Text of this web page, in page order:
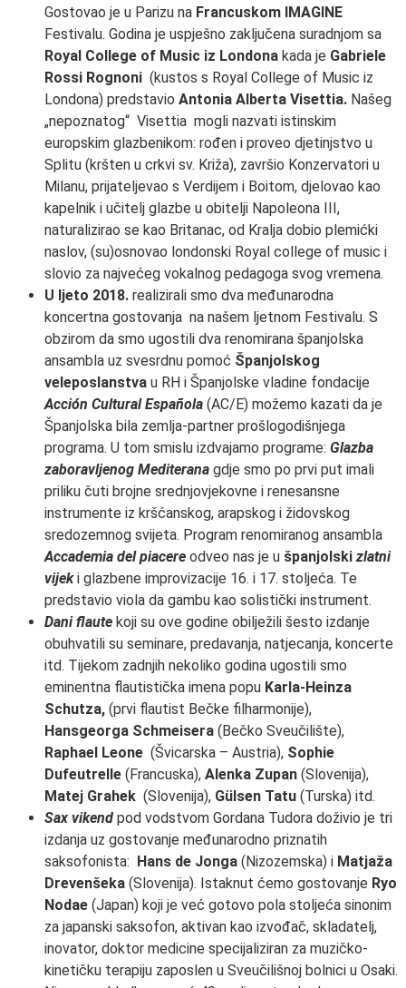
Gostovao je u Parizu na Francuskom IMAGINE
Festivalu. Godina je uspješno zaključena suradnjom sa
Royal College of Music iz Londona kada je Gabriele
Rossi Rognoni (kustos s Royal College of Music iz
Londona) predstavio Antonia Alberta Visettia. Našeg
„nepoznatog“ Visettia mogli nazvati istinskim
europskim glazbenikom: rođen i proveo djetinjstvo u
Splitu (kršten u crkvi sv. Križa), završio Konzervatori u
Milanu, prijateljevao s Verdijem i Boitom, djelovao kao
kapelnik i učitelj glazbe u obitelji Napoleona III,
naturalizirao se kao Britanac, od Kralja dobio plemićki
naslov, (su)osnovao londonski Royal college of music i
slovio za najvećeg vokalnog pedagoga svog vremena.
U ljeto 2018. realizirali smo dva međunarodna
koncertna gostovanja na našem ljetnom Festivalu. S
obzirom da smo ugostili dva renomirana španjolska
ansambla uz svesrdnu pomoć Španjolskog
veleposlanstva u RH i Španjolske vladine fondacije
Acción Cultural Española (AC/E) možemo kazati da je
Španjolska bila zemlja-partner prošlogodišnjega
programa. U tom smislu izdvajamo programe: Glazba
zaboravljenog Mediterana gdje smo po prvi put imali
priliku čuti brojne srednjovjekovne i renesansne
instrumente iz kršćanskog, arapskog i židovskog
sredozemnog svijeta. Program renomiranog ansambla
Accademia del piacere odveo nas je u španjolski zlatni
vijeki glazbene improvizacije 16. i 17. stoljeća. Te
predstavio viola da gambu kao solistički instrument.
Dani flaute koji su ove godine obilježili šesto izdanje
obuhvatili su seminare, predavanja, natjecanja, koncerte
itd. Tijekom zadnjih nekoliko godina ugostili smo
eminentna flautistička imena popu Karla-Heinza
Schutza, (prvi flautist Bečke filharmonije),
Hansgeorga Schmeisera (Bečko Sveučilište),
Raphael Leone (Švicarska – Austria), Sophie
Dufeutrelle (Francuska), Alenka Zupan (Slovenija),
Matej Grahek (Slovenija), Gülsen Tatu (Turska) itd.
Sax vikend pod vodstvom Gordana Tudora doživio je tri
izdanja uz gostovanje međunarodno priznatih
saksofonista: Hans de Jonga (Nizozemska) i Matjaža
Drevenšeka (Slovenija). Istaknut ćemo gostovanje Ryo
Nodae (Japan) koji je već gotovo pola stoljeća sinonim
za japanski saksofon, aktivan kao izvođač, skladatelj,
inovator, doktor medicine specijaliziran za muzičko-
kinetičku terapiju zaposlen u Sveučilišnoj bolnici u Osaki.